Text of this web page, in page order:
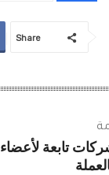
Share
تابعة لأعضاء